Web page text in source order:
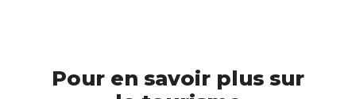
Pour en savoir plus sur